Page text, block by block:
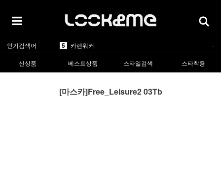
인기검색어 1 라피스센시블레 ▲2
2 마스카 ▲5
린드버그
4
1 라피스센시블레
신상품 베스트상품 스타일검색 스타착용
[마스카]Free_Leisure2 03Tb